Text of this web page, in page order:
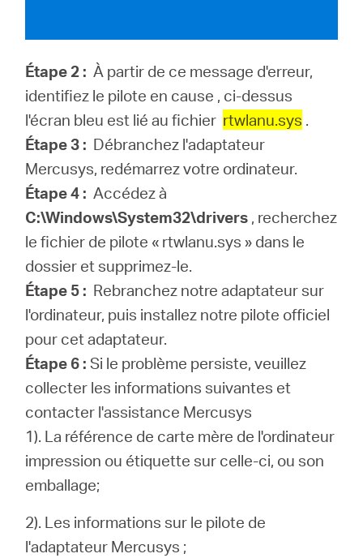
Étape 2 : À partir de ce message d'erreur,
identifiez le pilote en cause , ci-dessus
l'écran bleu est lié au fichier rtwlanu.sys .
Étape 3 : Débranchez l'adaptateur
Mercusys, redémarrez votre ordinateur.
Étape 4 : Accédez à
C:\Windows\System32\drivers , recherchez
le fichier de pilote « rtwlanu.sys » dans le
dossier et supprimez-le.
Étape 5 : Rebranchez notre adaptateur sur
l'ordinateur, puis installez notre pilote officiel
pour cet adaptateur.
Étape 6 : Si le problème persiste, veuillez
collecter les informations suivantes et
contacter l'assistance Mercusys
1). La référence de carte mère de l'ordinateur
impression ou étiquette sur celle-ci, ou son
emballage;
2). Les informations sur le pilote de
l'adaptateur Mercusys ;